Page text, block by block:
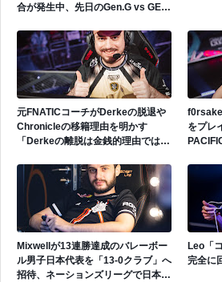
合が発生中、先日のGen.G vs GEで
元FNATICコーチがDerkeの脱退や
Chronicleの移籍理由を明かす
「Derkeの離脱は金銭的理由ではな
をプレ
Mixwellが13連勝達成のバレーボー
ル男子日本代表を「13-0クラブ」へ
招待、ネーションズリーグで日本代
Leo「
完全に